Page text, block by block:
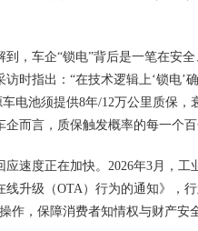
到，车企“锁电”背后是一笔在安
时指出：“在技术逻辑上‘锁电’
电池须提供8年/12万公里质保
而言，质保触发概率的每一个
速度正在加快。2026年3月，
升级（OTA）行为的通知》，
作，保障消费者知情权与财产安